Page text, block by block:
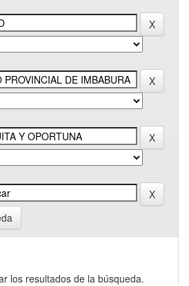
los resultados de la búsqueda.